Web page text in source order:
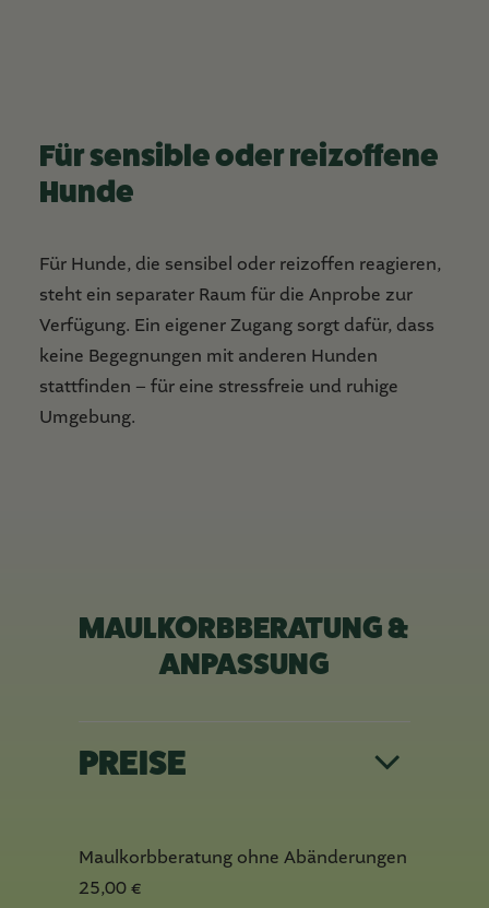
Für sensible oder reizoffene
Hunde
Für Hunde, die sensibel oder reizoffen reagieren,
steht ein separater Raum für die Anprobe zur
Verfügung. Ein eigener Zugang sorgt dafür, dass
keine Begegnungen mit anderen Hunden
stattfinden – für eine stressfreie und ruhige
Umgebung.
MAULKORBBERATUNG &
ANPASSUNG
PREISE
Maulkorbberatung ohne Abänderungen
25,00 €